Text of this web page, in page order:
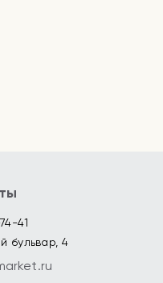
41
бульвар, 4